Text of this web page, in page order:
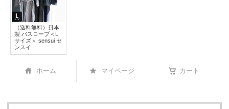
（送料無料）日本
製 バスローブ＜L
サイズ＞ sensui セ
ンスイ
ホーム マイページ カート